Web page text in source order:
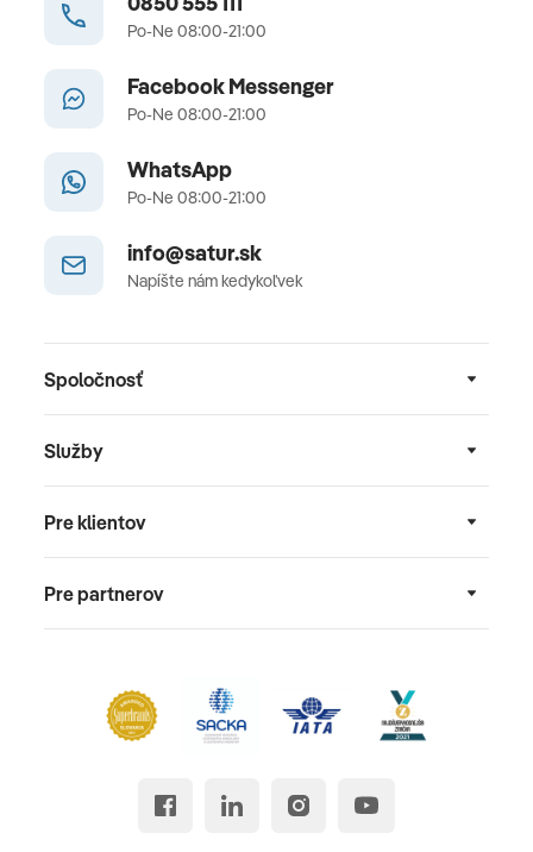
Po-Ne 08:00-21:00
Facebook Messenger
Po-Ne 08:00-21:00
WhatsApp
Po-Ne 08:00-21:00
info@satur.sk
Napíšte nám kedykoľvek
Spoločnosť
Služby
Pre klientov
Pre partnerov